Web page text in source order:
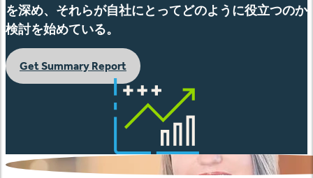
を深め、それらが自社にとってどのように役立つのか
検討を始めている。
Get Summary Report